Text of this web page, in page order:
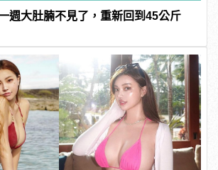
週大肚腩不見了，重新回到45公斤